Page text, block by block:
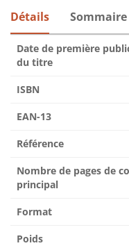
Détails Sommaire
Date de première
du titre
ISBN
EAN-13
Référence
Nombre de pages de
principal
Format
Poids